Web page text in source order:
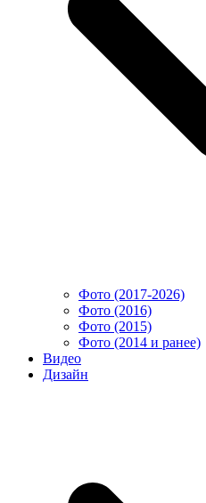
Фото (2017-2026)
Фото (2016)
Фото (2015)
Фото (2014 и ранее)
Видео
Дизайн